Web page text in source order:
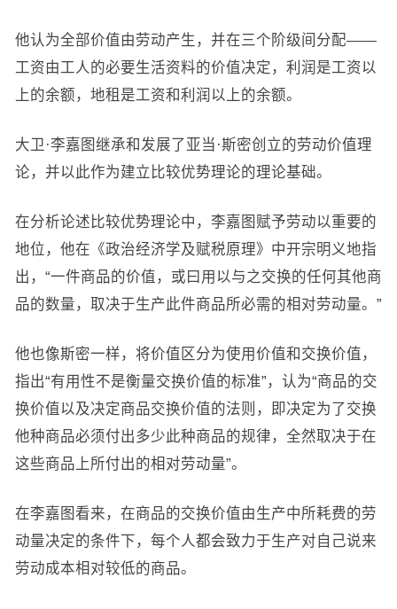
他认为全部价值由劳动产生，并在三个阶级间分配——
工资由工人的必要生活资料的价值决定，利润是工资以
上的余额，地租是工资和利润以上的余额。
大卫·李嘉图继承和发展了亚当·斯密创立的劳动价值理
论，并以此作为建立比较优势理论的理论基础。
在分析论述比较优势理论中，李嘉图赋予劳动以重要的
地位，他在《政治经济学及赋税原理》中开宗明义地指
出，“一件商品的价值，或曰用以与之交换的任何其他商
品的数量，取决于生产此件商品所必需的相对劳动量。”
他也像斯密一样，将价值区分为使用价值和交换价值，
指出“有用性不是衡量交换价值的标准”，认为“商品的交
换价值以及决定商品交换价值的法则，即决定为了交换
他种商品必须付出多少此种商品的规律，全然取决于在
这些商品上所付出的相对劳动量”。
在李嘉图看来，在商品的交换价值由生产中所耗费的劳
动量决定的条件下，每个人都会致力于生产对自己说来
劳动成本相对较低的商品。